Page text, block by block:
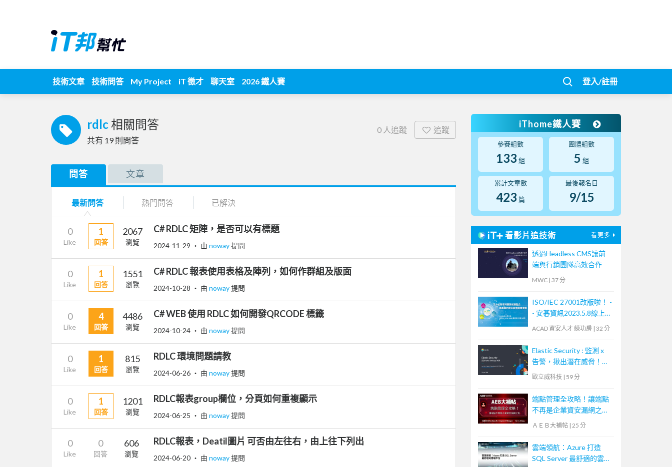
技術文章 技術問答 My Project iT 徵才 聊天室 2026 鐵人賽 登入/註冊
rdlc 相關問答
共有 19 則問答
0 人追蹤 追蹤
問答 文章
最新問答 熱門問答 已解決
0
Like
1
回答
2067
瀏覽
C# RDLC 矩陣，是否可以有標題
2024-11-29 ‧ 由 noway提問
0
Like
1
回答
1551
瀏覽
C# RDLC 報表使用表格及陣列，如何作群組及版面
2024-10-28 ‧ 由 noway提問
0
Like
4
回答
4486
瀏覽
C# WEB 使用 RDLC 如何開發QRCODE 標籤
2024-10-24 ‧ 由 noway提問
0
Like
1
回答
815
瀏覽
RDLC 環境問題請教
2024-06-26 ‧ 由 noway提問
0
Like
1
回答
1201
瀏覽
RDLC報表group欄位，分頁如何重複顯示
2024-06-25 ‧ 由 noway提問
0
Like
0
回答
606
瀏覽
RDLC報表，Deatil圖片 可否由左往右，由上往下列出
2024-06-20 ‧ 由 noway提問
iThome鐵人賽
參賽組數
133 組
團體組數
5 組
累計文章數
423 篇
最後報名日
9/15
看影片追技術 看更多
透過Headless CMS讓前
端與行銷團隊高效合作
MWC | 37 分
ISO/IEC 27001改版啦！ -
- 安碁資訊2023.5.8線上研
討會摘要
ACAD 資安人才 練功房 | 32 分
Elastic Security : 監測 x
告警，揪出潛在威脅！
【Webinar：Elastic 系列
歐立威科技 | 59 分
端點管理全攻略！讓端點
不再是企業資安漏網之魚
【宏碁資訊網路學堂】
ＡＥＢ大補帖 | 25 分
雲端領航：Azure 打造
SQL Server 最舒適的雲端